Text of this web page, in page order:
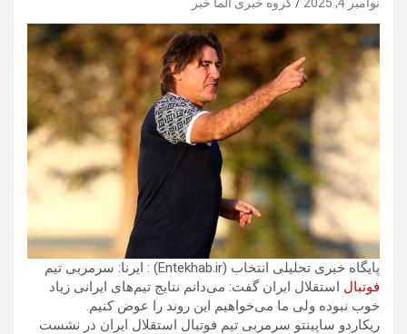
نوامبر 4, 2025 گروه خبری آلما خبر
پایگاه خبری تحلیلی انتخاب (Entekhab.ir) : ایرنا: سرمربی تیم
فوتبال استقلال ایران گفت: می‌دانم نتایج تیم‌های ایرانی زیاد
خوب نبوده ولی ما می‌خواهیم این روند را عوض کنیم.
ریکاردو ساپینتو سرمربی تیم فوتبال استقلال ایران در نشست